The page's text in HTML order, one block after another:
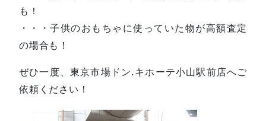
も！
・・・子供のおもちゃに使っていた物が高額査定
の場合も！
ぜひ一度、東京市場ドン.キホーテ小山駅前店へご
依頼ください！